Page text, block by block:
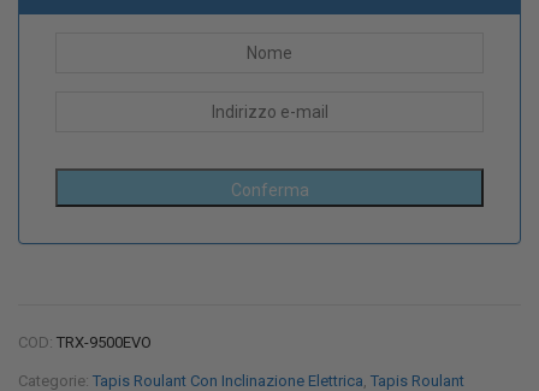
COD: TRX-9500EVO
Categorie: Tapis Roulant Con Inclinazione Elettrica Tapis Roulant